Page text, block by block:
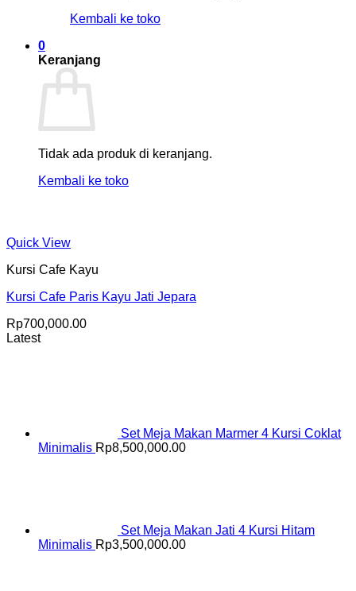
Kembali ke toko
0
Keranjang
Tidak ada produk di keranjang.
Kembali ke toko
Quick View
Kursi Cafe Kayu
Kursi Cafe Paris Kayu Jati Jepara
Rp700,000.00
Latest
Set Meja Makan Marmer 4 Kursi Coklat
Minimalis Rp8,500,000.00
Set Meja Makan Jati 4 Kursi Hitam
Minimalis Rp3,500,000.00